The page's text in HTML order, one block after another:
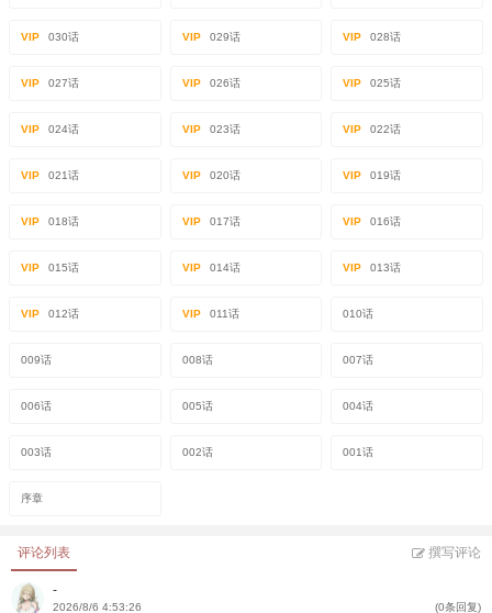
VIP 030话 VIP 029话 VIP 028话
VIP 027话 VIP 026话 VIP 025话
VIP 024话 VIP 023话 VIP 022话
VIP 021话 VIP 020话 VIP 019话
VIP 018话 VIP 017话 VIP 016话
VIP 015话 VIP 014话 VIP 013话
VIP 012话 VIP 011话 010话
009话 008话 007话
006话 005话 004话
003话 002话 001话
序章
评论列表 撰写评论
-
2026/8/6 4:53:26 (0条回复)